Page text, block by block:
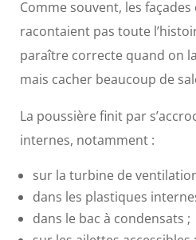
Comme souvent, les
racontaient pas toute
paraître correcte quand on
mais cacher beaucoup de
La poussière finit par
internes, notamment :
sur la turbine de
dans les plastiques
dans le bac à condensats ;